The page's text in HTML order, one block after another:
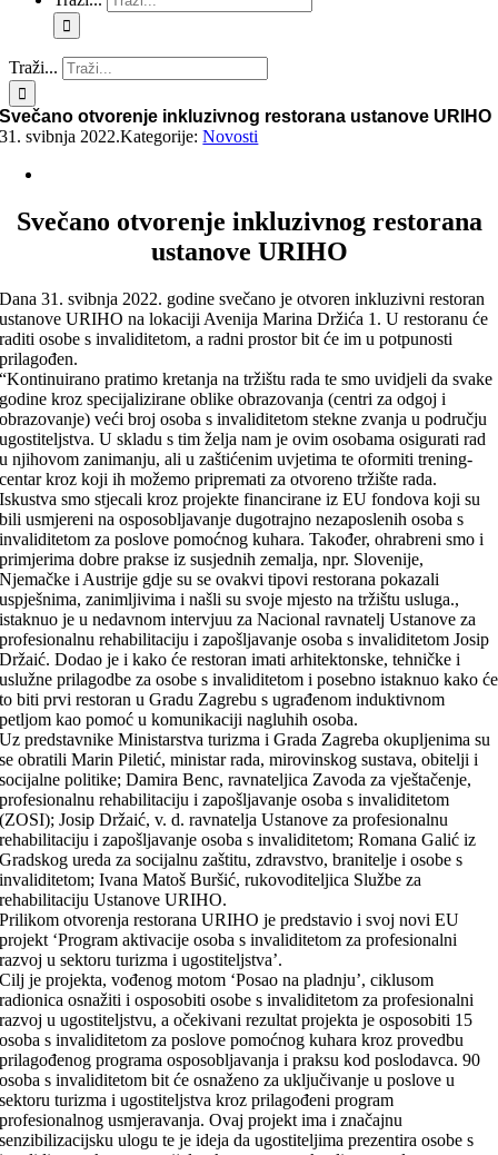
Traži...
Svečano otvorenje inkluzivnog restorana ustanove URIHO
31. svibnja 2022.Kategorije:Novosti
Svečano otvorenje inkluzivnog restorana
ustanove URIHO
Dana 31. svibnja 2022. godine svečano je otvoren inkluzivni restoran
ustanove URIHO na lokaciji Avenija Marina Držića 1. U restoranu će
raditi osobe s invaliditetom, a radni prostor bit će im u potpunosti
prilagođen.
“Kontinuirano pratimo kretanja na tržištu rada te smo uvidjeli da svake
godine kroz specijalizirane oblike obrazovanja (centri za odgoj i
obrazovanje) veći broj osoba s invaliditetom stekne zvanja u području
ugostiteljstva. U skladu s tim želja nam je ovim osobama osigurati rad
u njihovom zanimanju, ali u zaštićenim uvjetima te oformiti trening-
centar kroz koji ih možemo pripremati za otvoreno tržište rada.
Iskustva smo stjecali kroz projekte financirane iz EU fondova koji su
bili usmjereni na osposobljavanje dugotrajno nezaposlenih osoba s
invaliditetom za poslove pomoćnog kuhara. Također, ohrabreni smo i
primjerima dobre prakse iz susjednih zemalja, npr. Slovenije,
Njemačke i Austrije gdje su se ovakvi tipovi restorana pokazali
uspješnima, zanimljivima i našli su svoje mjesto na tržištu usluga.,
istaknuo je u nedavnom intervjuu za Nacional ravnatelj Ustanove za
profesionalnu rehabilitaciju i zapošljavanje osoba s invaliditetom Josip
Držaić. Dodao je i kako će restoran imati arhitektonske, tehničke i
uslužne prilagodbe za osobe s invaliditetom i posebno istaknuo kako će
to biti prvi restoran u Gradu Zagrebu s ugrađenom induktivnom
petljom kao pomoć u komunikaciji nagluhih osoba.
Uz predstavnike Ministarstva turizma i Grada Zagreba okupljenima su
se obratili Marin Piletić, ministar rada, mirovinskog sustava, obitelji i
socijalne politike; Damira Benc, ravnateljica Zavoda za vještačenje,
profesionalnu rehabilitaciju i zapošljavanje osoba s invaliditetom
(ZOSI); Josip Držaić, v. d. ravnatelja Ustanove za profesionalnu
rehabilitaciju i zapošljavanje osoba s invaliditetom; Romana Galić iz
Gradskog ureda za socijalnu zaštitu, zdravstvo, branitelje i osobe s
invaliditetom; Ivana Matoš Buršić, rukovoditeljica Službe za
rehabilitaciju Ustanove URIHO.
Prilikom otvorenja restorana URIHO je predstavio i svoj novi EU
projekt ‘Program aktivacije osoba s invaliditetom za profesionalni
razvoj u sektoru turizma i ugostiteljstva’.
Cilj je projekta, vođenog motom ‘Posao na pladnju’, ciklusom
radionica osnažiti i osposobiti osobe s invaliditetom za profesionalni
razvoj u ugostiteljstvu, a očekivani rezultat projekta je osposobiti 15
osoba s invaliditetom za poslove pomoćnog kuhara kroz provedbu
prilagođenog programa osposobljavanja i praksu kod poslodavca. 90
osoba s invaliditetom bit će osnaženo za uključivanje u poslove u
sektoru turizma i ugostiteljstva kroz prilagođeni program
profesionalnog usmjeravanja. Ovaj projekt ima i značajnu
senzibilizacijsku ulogu te je ideja da ugostiteljima prezentira osobe s